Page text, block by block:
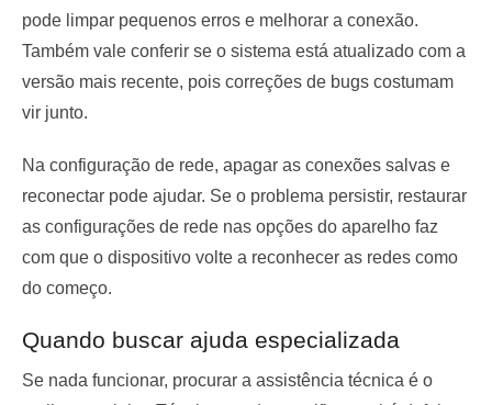
pode limpar pequenos erros e melhorar a conexão.
Também vale conferir se o sistema está atualizado com a
versão mais recente, pois correções de bugs costumam
vir junto.
Na configuração de rede, apagar as conexões salvas e
reconectar pode ajudar. Se o problema persistir, restaurar
as configurações de rede nas opções do aparelho faz
com que o dispositivo volte a reconhecer as redes como
do começo.
Quando buscar ajuda especializada
Se nada funcionar, procurar a assistência técnica é o